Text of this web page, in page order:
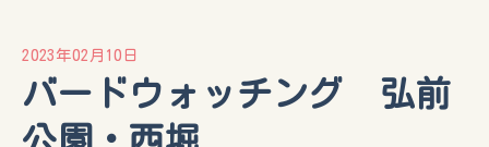
2023年02月10日
バードウォッチング 弘前
公園・西堀